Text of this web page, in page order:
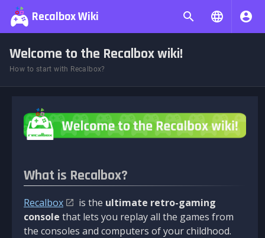
Recalbox Wiki
Welcome to the Recalbox wiki!
How to start with Recalbox?
What is Recalbox?
Recalbox is the ultimate retro-gaming
console that lets you replay all the games from
the consoles and computers of your childhood.